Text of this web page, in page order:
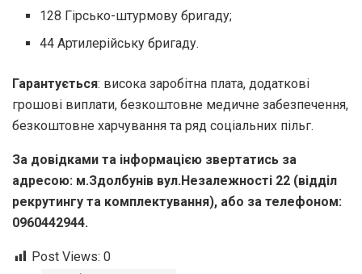
128 Гірсько-штурмову бригаду;
44 Артилерійську бригаду.
Гарантується: висока заробітна плата, додаткові
грошові виплати, безкоштовне медичне забезпечення,
безкоштовне харчування та ряд соціальних пільг.
За довідками та інформацією звертатись за
адресою: м.Здолбунів вул.Незалежності 22 (відділ
рекрутингу та комплектування), або за телефоном:
0960442944.
Post Views: 0